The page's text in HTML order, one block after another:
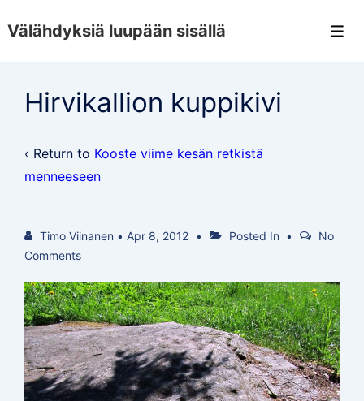
Skip
Content
Välähdyksiä luupään sisällä
Hirvikallion kuppikivi
‹ Return to Kooste viime kesän retkistä
menneeseen
Timo Viinanen • Apr 8, 2012 Posted In
No
Comments